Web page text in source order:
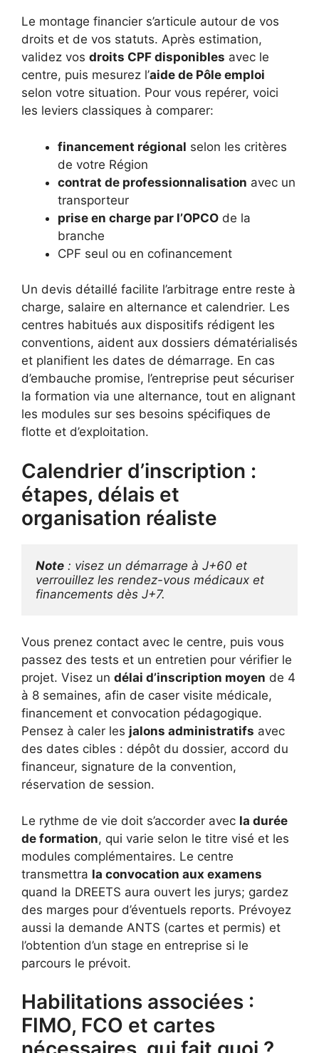
Le montage financier s’articule autour de vos
droits et de vos statuts. Après estimation,
validez vos droits CPF disponibles avec le
centre, puis mesurez l’aide de Pôle emploi
selon votre situation. Pour vous repérer, voici
les leviers classiques à comparer:
financement régional selon les critères
de votre Région
contrat de professionnalisation avec un
transporteur
prise en charge par l’OPCO de la
branche
CPF seul ou en cofinancement
Un devis détaillé facilite l’arbitrage entre reste à
charge, salaire en alternance et calendrier. Les
centres habitués aux dispositifs rédigent les
conventions, aident aux dossiers dématérialisés
et planifient les dates de démarrage. En cas
d’embauche promise, l’entreprise peut sécuriser
la formation via une alternance, tout en alignant
les modules sur ses besoins spécifiques de
flotte et d’exploitation.
Calendrier d’inscription :
étapes, délais et
organisation réaliste
Note : visez un démarrage à J+60 et
verrouillez les rendez-vous médicaux et
financements dès J+7.
Vous prenez contact avec le centre, puis vous
passez des tests et un entretien pour vérifier le
projet. Visez un délai d’inscription moyen de 4
à 8 semaines, afin de caser visite médicale,
financement et convocation pédagogique.
Pensez à caler les jalons administratifs avec
des dates cibles : dépôt du dossier, accord du
financeur, signature de la convention,
réservation de session.
Le rythme de vie doit s’accorder avec la durée
de formation, qui varie selon le titre visé et les
modules complémentaires. Le centre
transmettra la convocation aux examens
quand la DREETS aura ouvert les jurys; gardez
des marges pour d’éventuels reports. Prévoyez
aussi la demande ANTS (cartes et permis) et
l’obtention d’un stage en entreprise si le
parcours le prévoit.
Habilitations associées :
FIMO, FCO et cartes